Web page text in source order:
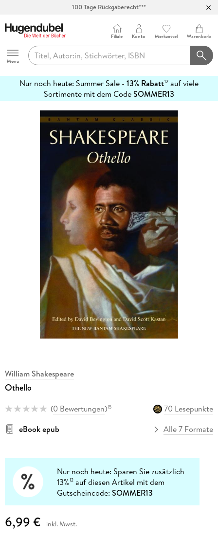
Abholung in über 100 Filialen
Hugendubel
Menu
Filiale Konto Merkzettel Warenkorb
Nur noch heute: Summer Sale - 13% Rabatt12 auf viele
Sortimente mit dem CodeSOMMER13
erfahren
William Shakespeare
Othello
(0 Bewertungen)15
70 Lesepunkte
eBook epub
Alle 7 Formate
Nur noch heute: Sparen Sie zusätzlich
13%12 auf diesen Artikel mit dem
Gutscheincode:SOMMER13
6,99 € inkl. Mwst.